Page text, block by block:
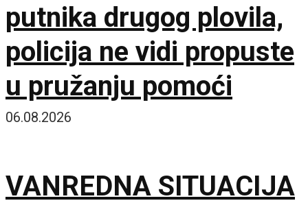
putnika drugog plovila,
policija ne vidi propuste
u pružanju pomoći
06.08.2026
VANREDNA SITUACIJA